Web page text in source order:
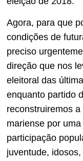
Agora, para que
condições de
preciso
direção que nos
eleitoral das
enquanto partido
reconstruiremos
mariense por
participação
juventude,